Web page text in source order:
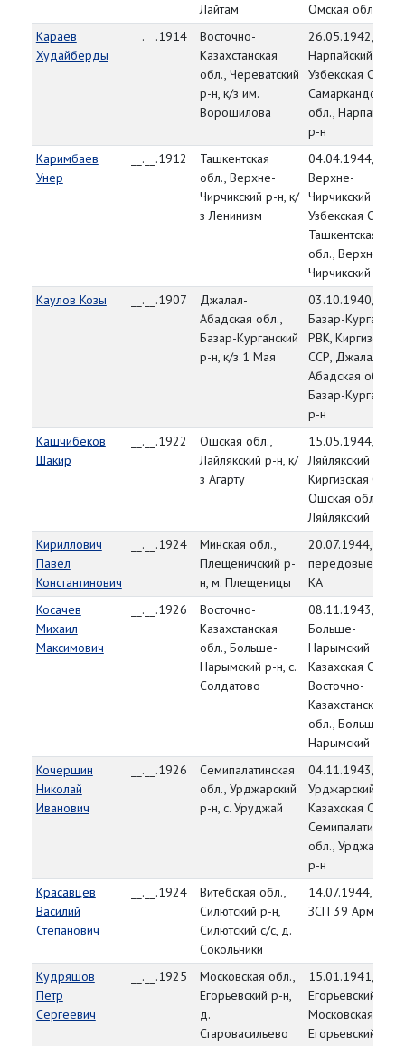
Лайтам
Омская обл.
Караев
Худайберды
__.__.1914
Восточно-
Казахстанская
обл., Череватский
р-н, к/з им.
Ворошилова
26.05.1942,
Нарпайский РВК,
Узбекская ССР,
Самаркандская
обл., Нарпайский
р-н
Каримбаев
Унер
__.__.1912
Ташкентская
обл., Верхне-
Чирчикский р-н, к/
з Ленинизм
04.04.1944,
Верхне-
Чирчикский РВК,
Узбекская ССР,
Ташкентская
обл., Верхне-
Чирчикский р-н
Каулов Козы
__.__.1907
Джалал-
Абадская обл.,
Базар-Курганский
р-н, к/з 1 Мая
03.10.1940,
Базар-
РВК, Киргизская
ССР, Джалал-
Абадская обл.,
Базар-
р-н
Кашчибеков
Шакир
__.__.1922
Ошская обл.,
Лайлякский р-н, к/
з Агарту
15.05.1944,
Ляйлякский РВК,
Киргизская ССР,
Ошская обл.,
Ляйлякский р-н
Кириллович
Павел
Константинович
__.__.1924
Минская обл.,
Плещеничский р-
н, м. Плещеницы
20.07.1944,
передовые части
КА
Косачев
Михаил
Максимович
__.__.1926
Восточно-
Казахстанская
обл., Больше-
Нарымский р-н, с.
Солдатово
08.11.1943,
Больше-
Нарымский РВК,
Казахская ССР,
Восточно-
Казахстанская
обл., Больше-
Нарымский р-н
Кочершин
Николай
Иванович
__.__.1926
Семипалатинская
обл., Урджарский
р-н, с. Уруджай
04.11.1943,
Урджарский РВК,
Казахская ССР,
Семипалатинская
обл., Урджарский
р-н
Красавцев
Василий
Степанович
__.__.1924
Витебская обл.,
Силютский р-н,
Силютский с/с, д.
Сокольники
14.07.1944, 231
ЗСП 39 Арм.
Кудряшов
Петр
Сергеевич
__.__.1925
Московская обл.,
Егорьевский р-н,
д.
Старовасильево
15.01.1941,
Егорьевский РВК,
Московская обл.,
Егорьевский р-н